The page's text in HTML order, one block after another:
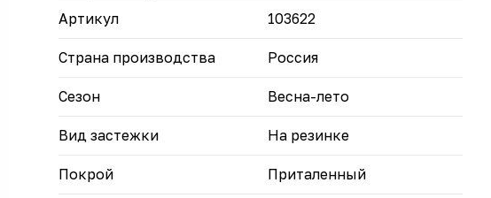
Артикул 103622
Страна производства Россия
Сезон Весна-лето
Вид застежки На резинке
Покрой Приталенный